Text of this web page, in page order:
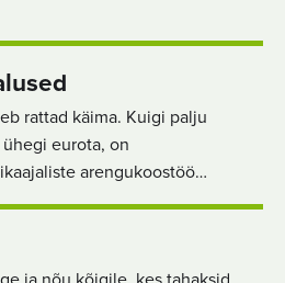
rattad käima. Kuigi palju
ühegi eurota, on
arengukoostöö…